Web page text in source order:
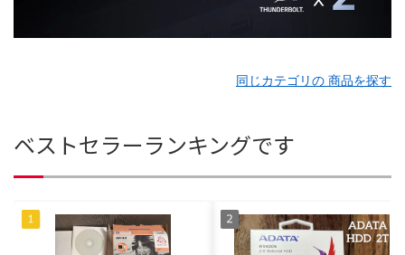
同じカテゴリの 商品を探す
ベストセラーランキングです